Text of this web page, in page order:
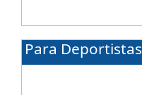
Para Deportistas